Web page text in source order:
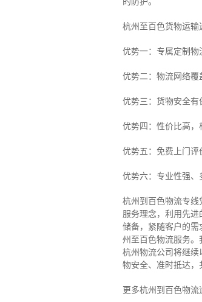
杭州至百色货物运
优势一：专属定制
优势二：物流网络
优势三：货物安全
优势四：性价比高
优势五：免费上门
优势六：专业性强
杭州到百色物流专线
服务理念，利用先
储备，紧随客户的
州至百色物流服务。
杭州物流公司将继
物安全、准时抵达，
更多杭州到百色物